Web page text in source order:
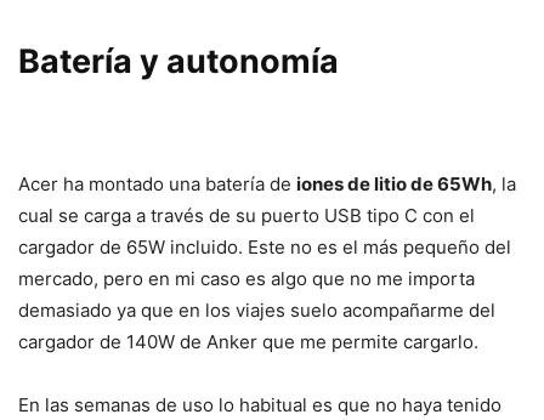
Batería y autonomía
Acer ha montado una batería de iones de litio de 65Wh, la
cual se carga a través de su puerto USB tipo C con el
cargador de 65W incluido. Este no es el más pequeño del
mercado, pero en mi caso es algo que no me importa
demasiado ya que en los viajes suelo acompañarme del
cargador de 140W de Anker que me permite cargarlo.
En las semanas de uso lo habitual es que no haya tenido